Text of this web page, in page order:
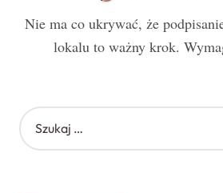
Nie ma co ukrywać, że podpisanie umowy dzierżawy
lokalu to ważny krok.
S
z